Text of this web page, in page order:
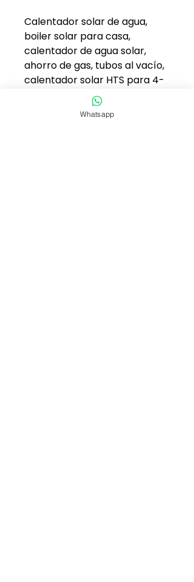
Calentador solar de agua,
boiler solar para casa,
calentador de agua solar,
ahorro de gas, tubos al vacío,
calentador solar HTS para 4-
5 personas. Compra tu
calentador solar Bicentenario
Whatsapp